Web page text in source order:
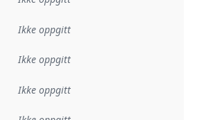
Ikke oppgitt
Ikke oppgitt
Ikke oppgitt